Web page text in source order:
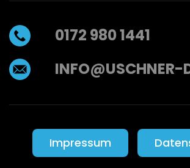
0172 980 1441
INFO@USCHNER-
Impressum